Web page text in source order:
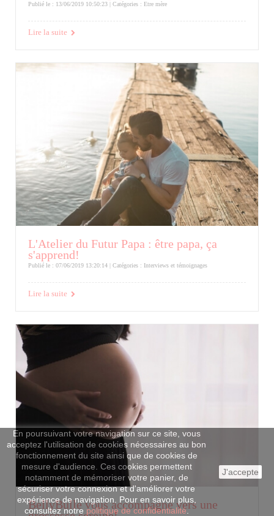
En poursuivant votre navigation sur ce site, vous
acceptez l'utilisation de cookies nécessaires au bon
fonctionnement du site ainsi que de cookies de
mesure d'audience. Ces cookies permettent
notamment de mémoriser votre panier, de
sécuriser votre connexion et d'améliorer votre
expérience de navigation. Pour en savoir plus,
consultez notre politique de confidentialité.
J'accepte
Publié le : 13/06/2019 10:50:23 | Catégories : Etre mère
Lire la suite
L'Atelier du Futur Papa : être papa, ça
s'apprend!
Publié le : 07/06/2019 13:20:14 | Catégories : Interviews et témoignages
Lire la suite
BellyBulle vous accompagne vers une